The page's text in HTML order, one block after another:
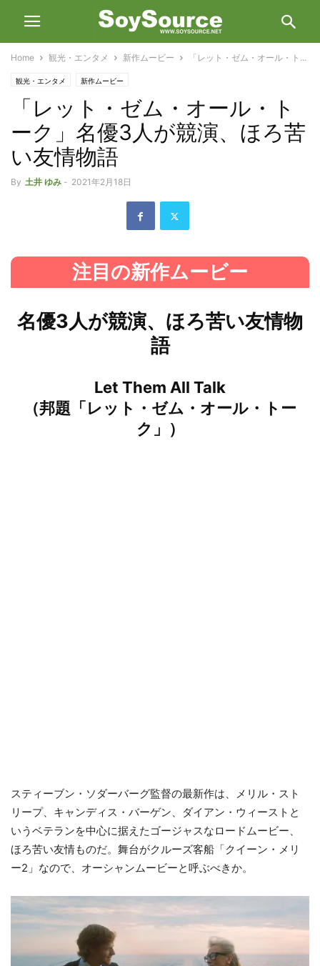
Home 観光・エンタメ 新作ムービー 「レット・ゼム・オール・ト...
観光・エンタメ 新作ムービー
「レット・ゼム・オール・ト
ーク」名優3人が競演、ほろ苦
い友情物語
By 土井 ゆみ - 2021年2月18日
注目の新作ムービー
名優3人が競演、ほろ苦い友情物
語
Let Them All Talk
（邦題「レット・ゼム・オール・トー
ク」）
スティーブン・ソダーバーグ監督の最新作は、メリル・スト
リープ、キャンディス・バーゲン、ダイアン・ウィーストと
いうベテランを中心に据えたゴージャスなロードムービー、
ほろ苦い友情ものだ。舞台がクルーズ客船「クイーン・メリ
ー2」なので、オーシャンムービーと呼ぶべきか。